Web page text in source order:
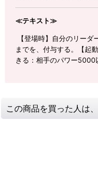
≪テキスト≫
【登場時】自分のリーダ
までを、付与する。【起
きる：相手のパワー5000
この商品を買った人は